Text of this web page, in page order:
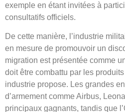
exemple en étant invitées à
consultatifs officiels.
De cette manière, l’industrie
en mesure de promouvoir un
migration est présentée comme
doit être combattu par les
industrie propose. Les grandes
d’armement comme Airbus,
principaux gagnants, tandis que